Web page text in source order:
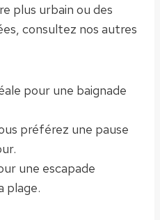
plus urbain ou des
consultez nos autres
pour une baignade
préférez une pause
une escapade
plage.